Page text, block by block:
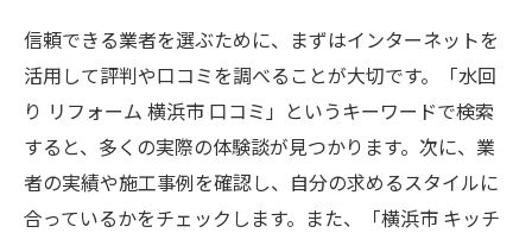
信頼できる業者を選ぶために、まずはインターネットを
活用して評判や口コミを調べることが大切です。「水回
り リフォーム 横浜市 口コミ」というキーワードで検索
すると、多くの実際の体験談が見つかります。次に、業
者の実績や施工事例を確認し、自分の求めるスタイルに
合っているかをチェックします。また、「横浜市 キッチ